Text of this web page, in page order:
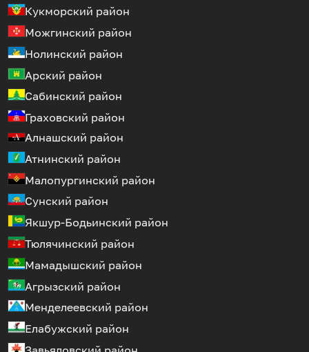
Кукморский район
Можгинский район
Нолинский район
Арский район
Сабинский район
Граховский район
Алнашский район
Атнинский район
Малопургинский район
Сунский район
Якшур-Бодьинский район
Тюлячинский район
Мамадышский район
Агрызский район
Менделеевский район
Елабужский район